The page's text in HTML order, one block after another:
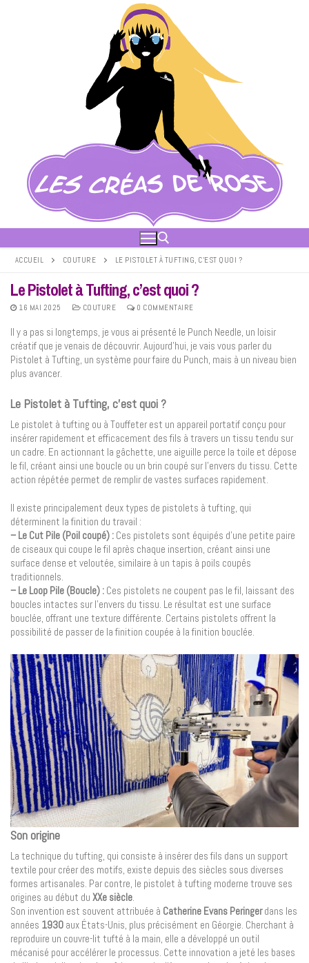
Rechercher :
ACCUEIL COUTURE LE PISTOLET À TUFTING, C’EST QUOI ?
Le Pistolet à Tufting, c’est quoi ?
16 MAI 2025 COUTURE 0 COMMENTAIRE
Il y a pas si longtemps, je vous ai présenté le Punch Needle, un loisir
créatif que je venais de découvrir. Aujourd’hui, je vais vous parler du
Pistolet à Tufting, un système pour faire du Punch, mais à un niveau bien
plus avancer.
Le Pistolet à Tufting, c’est quoi ?
Le pistolet à tufting ou à Touffeter est un appareil portatif conçu pour
insérer rapidement et efficacement des fils à travers un tissu tendu sur
un cadre. En actionnant la gâchette, une aiguille perce la toile et dépose
le fil, créant ainsi une boucle ou un brin coupé sur l’envers du tissu. Cette
action répétée permet de remplir de vastes surfaces rapidement.
Il existe principalement deux types de pistolets à tufting, qui
déterminent la finition du travail :
– Le Cut Pile (Poil coupé) : Ces pistolets sont équipés d’une petite paire
de ciseaux qui coupe le fil après chaque insertion, créant ainsi une
surface dense et veloutée, similaire à un tapis à poils coupés
traditionnels.
– Le Loop Pile (Boucle) : Ces pistolets ne coupent pas le fil, laissant des
boucles intactes sur l’envers du tissu. Le résultat est une surface
bouclée, offrant une texture différente. Certains pistolets offrent la
possibilité de passer de la finition coupée à la finition bouclée.
Son origine
La technique du tufting, qui consiste à insérer des fils dans un support
textile pour créer des motifs, existe depuis des siècles sous diverses
formes artisanales. Par contre, le pistolet à tufting moderne trouve ses
origines au début du XXe siècle.
Son invention est souvent attribuée à Catherine Evans Peringerdans les
années 1930 aux États-Unis, plus précisément en Géorgie. Cherchant à
reproduire un couvre-lit tufté à la main, elle a développé un outil
mécanisé pour accélérer le processus. Cette innovation a jeté les bases